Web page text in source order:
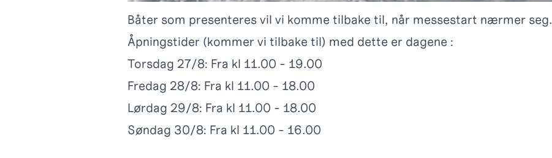
Båter som presenteres vil vi komme tilbake til, når messestart nærmer seg.
Åpningstider (kommer vi tilbake til) med dette er dagene :
Torsdag 27/8: Fra kl 11.00 - 19.00
Fredag 28/8: Fra kl 11.00 - 18.00
Lørdag 29/8: Fra kl 11.00 - 18.00
Søndag 30/8: Fra kl 11.00 - 16.00